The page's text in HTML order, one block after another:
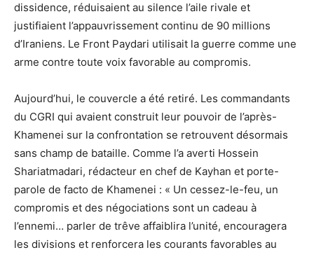
dissidence, réduisaient au silence l’aile rivale et
justifiaient l’appauvrissement continu de 90 millions
d’Iraniens. Le Front Paydari utilisait la guerre comme une
arme contre toute voix favorable au compromis.
Aujourd’hui, le couvercle a été retiré. Les commandants
du CGRI qui avaient construit leur pouvoir de l’après-
Khamenei sur la confrontation se retrouvent désormais
sans champ de bataille. Comme l’a averti Hossein
Shariatmadari, rédacteur en chef de Kayhan et porte-
parole de facto de Khamenei : « Un cessez-le-feu, un
compromis et des négociations sont un cadeau à
l’ennemi… parler de trêve affaiblira l’unité, encouragera
les divisions et renforcera les courants favorables au